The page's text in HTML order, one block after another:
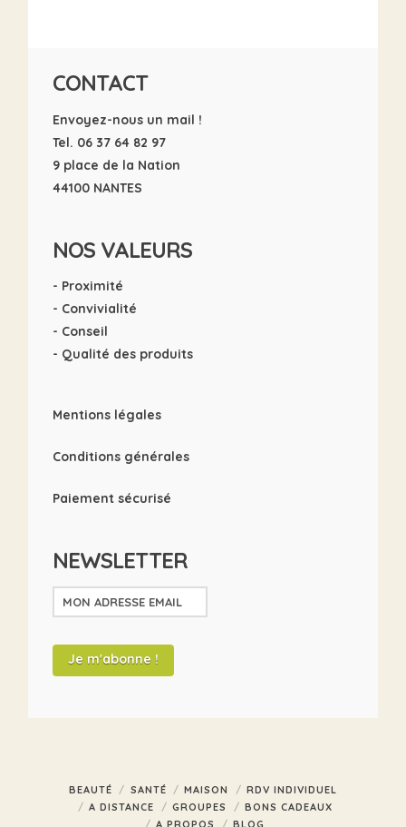
CONTACT
Envoyez-nous un mail !
Tel. 06 37 64 82 97
9 place de la Nation
44100 NANTES
NOS VALEURS
- Proximité
- Convivialité
- Conseil
- Qualité des produits
Mentions légales
Conditions générales
Paiement sécurisé
NEWSLETTER
BEAUTÉ SANTÉ MAISON
RDV INDIVIDUEL
A DISTANCE
GROUPES
BONS CADEAUX